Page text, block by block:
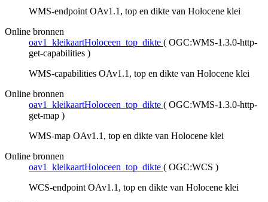
WMS-endpoint OAv1.1, top en dikte van Holocene klei
Online bronnen
oav1_kleikaartHoloceen_top_dikte ( OGC:WMS-1.3.0-http-
get-capabilities )
WMS-capabilities OAv1.1, top en dikte van Holocene klei
Online bronnen
oav1_kleikaartHoloceen_top_dikte ( OGC:WMS-1.3.0-http-
get-map )
WMS-map OAv1.1, top en dikte van Holocene klei
Online bronnen
oav1_kleikaartHoloceen_top_dikte ( OGC:WCS )
WCS-endpoint OAv1.1, top en dikte van Holocene klei